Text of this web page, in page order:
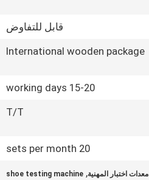
قابل للتفاوض
International wooden package
15-20 working days
T/T
20 sets per month
معدات اختبار المهنية,
shoe testing machine